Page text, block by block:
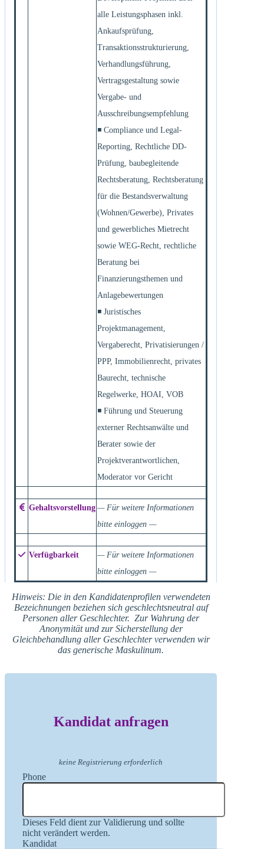
alle Leistungsphasen inkl.
Ankaufsprüfung,
Transaktionsstrukturierung,
Verhandlungsführung,
Vertragsgestaltung sowie
Vergabe- und
Ausschreibungsempfehlung
◾ Compliance und Legal-
Reporting, Rechtliche DD-
Prüfung, baubegleitende
Rechtsberatung, Rechtsberatung
für die Bestandsverwaltung
(Wohnen/Gewerbe), Privates
und gewerbliches Mietrecht
sowie WEG-Recht, rechtliche
Beratung bei
Finanzierungsthemen und
Anlagebewertungen
◾ Juristisches
Projektmanagement,
Vergaberecht, Privatisierungen /
PPP, Immobilienrecht, privates
Baurecht, technische
Regelwerke, HOAI, VOB
◾ Führung und Steuerung
externer Rechtsanwälte und
Berater sowie der
Projektverantwortlichen,
Moderator vor Gericht
Gehaltsvorstellung — Für weitere Informationen
bitte einloggen —
Verfügbarkeit
— Für weitere Informationen
bitte einloggen —
Hinweis: Die in den Kandidatenprofilen verwendeten
Bezeichnungen beziehen sich geschlechtsneutral auf
Personen aller Geschlechter. Zur Wahrung der
Anonymität und zur Sicherstellung der
Gleichbehandlung aller Geschlechter verwenden wir
das generische Maskulinum.
Kandidat anfragen
keine Registrierung erforderlich
Phone
Dieses Feld dient zur Validierung und sollte
nicht verändert werden.
Kandidat